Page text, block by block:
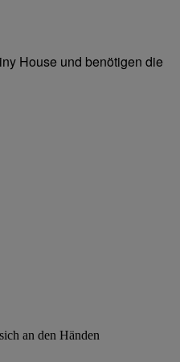
House und benötigen die